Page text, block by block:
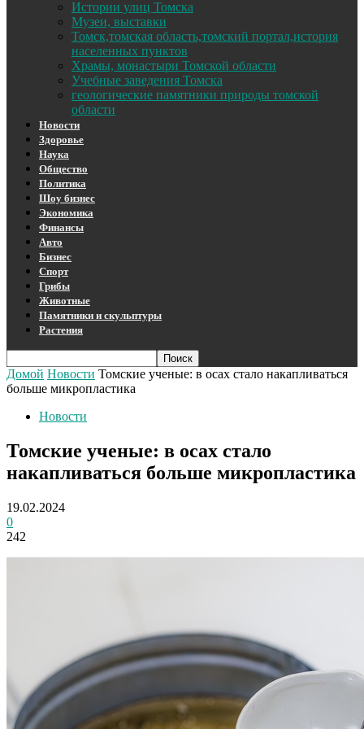
Истории улиц Томска
Музеи, выставки
Томск,томская область,томский портал,история
населенных пунктов
Храмы, монастыри Томской области
Учебные заведения Томска
геологические памятники природы томской
области
Новости
Здоровье
Наука
Общество
Политика
Шоу бизнес
Экономика
Финансы
Авто
Бизнес
Спорт
Грибы
Животные
Памятники и скульптуры
Растения
Домой Новости Томские ученые: в осах стало накапливаться
больше микропластика
Новости
Томские ученые: в осах стало
накапливаться больше микропластика
19.02.2024
0
242